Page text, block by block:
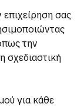
σας
την
σχεδιαστική
για κάθε